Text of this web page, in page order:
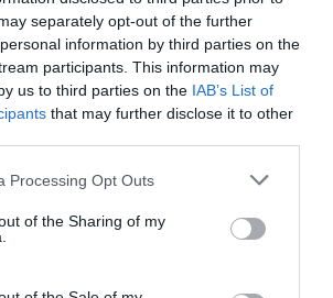
separately opt-out of the further
information by third parties on the
participants. This information may
us to third parties on the IAB’s List of
that may further disclose it to other
website/app uses one or more Google
or usage behaviour. You may click to
to Google and its third-party tags to
specified purposes in below Google
Processing Opt Outs
of the Sharing of my
youtu.be/Ph7p8qs-IL8?t=117
ΕΝ ΑΝΔΡΩ
σας δεν υπάρχει… Μήπως δεν
και σπιζαετός;